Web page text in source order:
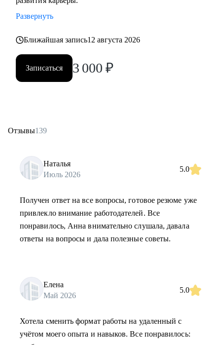
Развернуть
Ближайшая запись12 августа 2026
Записаться 3 000 ₽
Отзывы139
Наталья
Июль 2026
5.0
Получен ответ на все вопросы, готовое резюме уже
привлекло внимание работодателей. Все
понравилось, Анна внимательно слушала, давала
ответы на вопросы и дала полезные советы.
Елена
Май 2026
5.0
Хотела сменить формат работы на удаленный с
учётом моего опыта и навыков. Все понравилось: